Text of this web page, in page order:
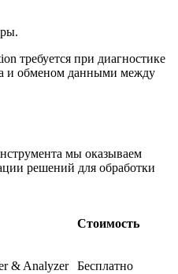
требуется при диагностике
и обменом данными между
мы оказываем
решений для обработки
Стоимость
& Analyzer Бесплатно